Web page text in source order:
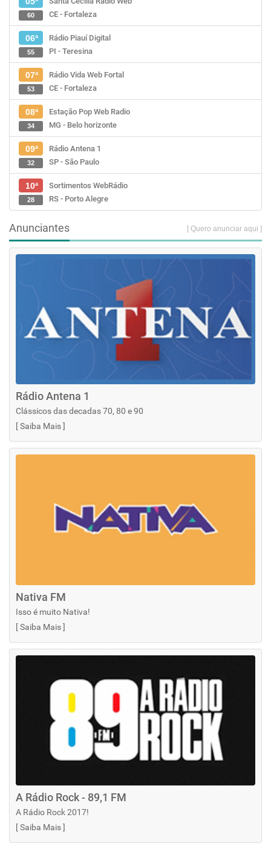
CE - Fortaleza
60
06ª
Rádio Piauí Digital
PI - Teresina
55
07ª
Rádio Vida Web Fortal
CE - Fortaleza
53
08ª
Estação Pop Web Radio
MG - Belo horizonte
34
09ª
Rádio Antena 1
SP - São Paulo
32
10ª
Sortimentos WebRádio
RS - Porto Alegre
28
Anunciantes [ Quero anunciar aqui ]
Rádio Antena 1
Clássicos das decadas 70, 80 e 90
[Saiba Mais]
Nativa FM
Isso é muito Nativa!
[Saiba Mais]
A Rádio Rock - 89,1 FM
A Rádio Rock 2017!
[Saiba Mais]